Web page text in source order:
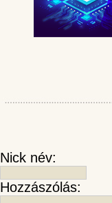
Nick név:
Hozzászólás: